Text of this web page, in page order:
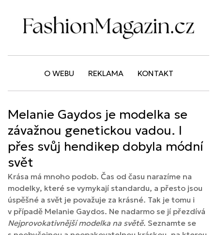
O WEBU REKLAMA KONTAKT
Melanie Gaydos je modelka se
závažnou genetickou vadou. I
přes svůj hendikep dobyla módní
svět
Krása má mnoho podob. Čas od času narazíme na
modelky, které se vymykají standardu, a přesto jsou
úspěšné a svět je považuje za krásné. Tak je tomu i
v případě Melanie Gaydos. Ne nadarmo se jí přezdívá
Nejprovokativnější modelka na světě. Seznamte se